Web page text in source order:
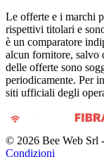
Le offerte e i marchi
rispettivi titolari e
è un comparatore
alcun fornitore, salvo
delle offerte sono
periodicamente. Per
siti ufficiali degli
© 2026 Bee Web Srl
Condizioni